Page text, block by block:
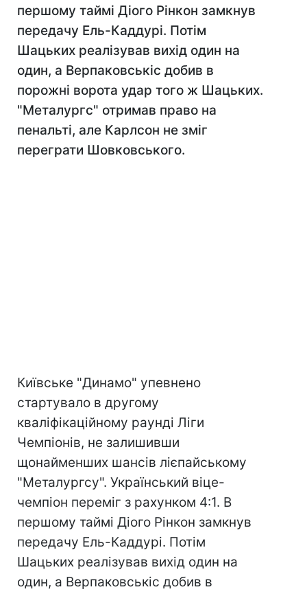
першому таймі Діого Рінкон замкнув
передачу Ель-Каддурі. Потім
Шацьких реалізував вихід один на
один, а Верпаковськіс добив в
порожні ворота удар того ж Шацьких.
"Металургс" отримав право на
пенальті, але Карлсон не зміг
переграти Шовковського.
Київське "Динамо" упевнено
стартувало в другому
кваліфікаційному раунді Ліги
Чемпіонів, не залишивши
щонайменших шансів лієпайському
"Металургсу". Український віце-
чемпіон переміг з рахунком 4:1. В
першому таймі Діого Рінкон замкнув
передачу Ель-Каддурі. Потім
Шацьких реалізував вихід один на
один, а Верпаковськіс добив в